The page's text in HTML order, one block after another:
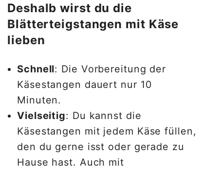
Deshalb wirst du die
Blätterteigstangen mit Käse
lieben
Schnell: Die Vorbereitung der
Käsestangen dauert nur 10
Minuten.
Vielseitig: Du kannst die
Käsestangen mit jedem Käse füllen,
den du gerne isst oder gerade zu
Hause hast. Auch mit